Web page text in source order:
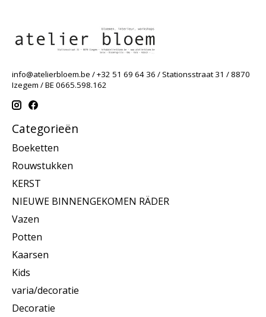
info@atelierbloem.be / +32 51 69 64 36 / Stationsstraat 31 / 8870
Izegem / BE 0665.598.162
Categorieën
Boeketten
Rouwstukken
KERST
NIEUWE BINNENGEKOMEN RÄDER
Vazen
Potten
Kaarsen
Kids
varia/decoratie
Decoratie